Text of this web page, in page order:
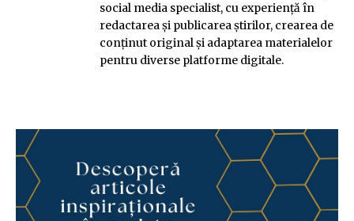
social media specialist, cu experiență în
redactarea și publicarea știrilor, crearea de
conținut original și adaptarea materialelor
pentru diverse platforme digitale.